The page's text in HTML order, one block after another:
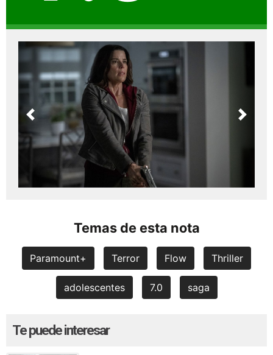
Previous Next
Temas de esta nota
Paramount+ Terror Flow Thriller
adolescentes 7.0 saga
Te puede interesar